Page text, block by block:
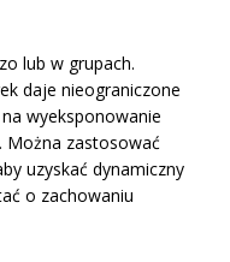
lub w grupach.
daje nieograniczone
wyeksponowanie
Można zastosować
uzyskać dynamiczny
o zachowaniu